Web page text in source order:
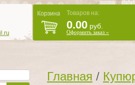
Товаров на:
0.00 руб.
Оформить заказ »
Главная /